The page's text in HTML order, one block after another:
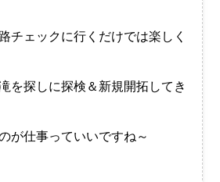
チェックに行くだけでは楽しく
を探しに探検＆新規開拓してき
が仕事っていいですね～